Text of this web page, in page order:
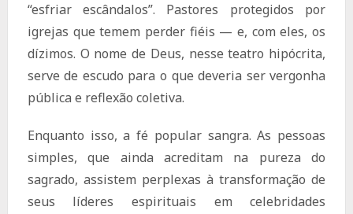
“esfriar escândalos”. Pastores protegidos por
igrejas que temem perder fiéis — e, com eles, os
dízimos. O nome de Deus, nesse teatro hipócrita,
serve de escudo para o que deveria ser vergonha
pública e reflexão coletiva.
Enquanto isso, a fé popular sangra. As pessoas
simples, que ainda acreditam na pureza do
sagrado, assistem perplexas à transformação de
seus líderes espirituais em celebridades